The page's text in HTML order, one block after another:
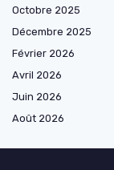
Octobre 2025
Décembre 2025
Février 2026
Avril 2026
Juin 2026
Août 2026